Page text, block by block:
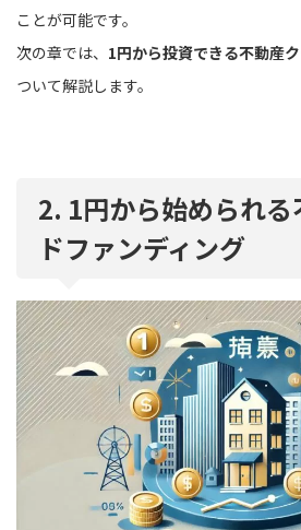
ことが可能です。
次の章では、 1円から投資できる不動産
ついて解説します。
2. 1円から始められ
ドファンディング